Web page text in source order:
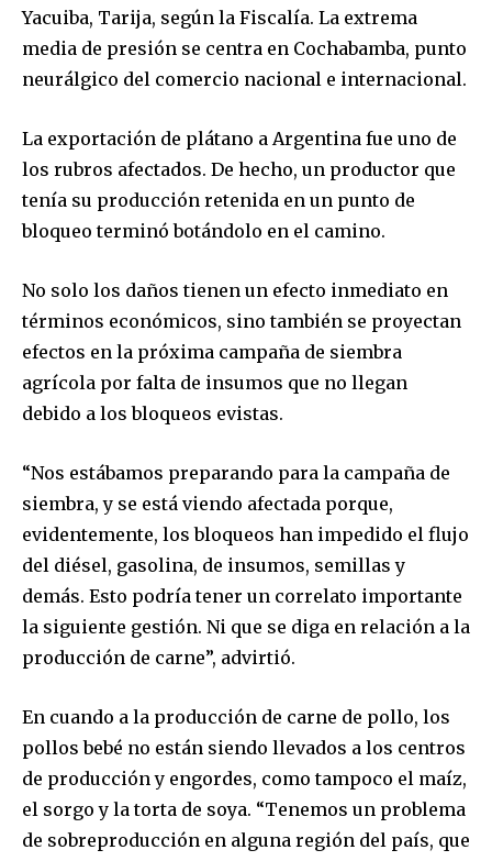
Join our community of
SUBSCRIBERS and be part of the
conversation.
To subscribe, simply enter your email address on our website
or click the subscribe button below. Don't worry, we respect
your privacy and won't spam your inbox. Your information is
safe with us.
Yacuiba, Tarija, según la Fiscalía. La extrema
media de presión se centra en Cochabamba, punto
neurálgico del comercio nacional e internacional.
La exportación de plátano a Argentina fue uno de
los rubros afectados. De hecho, un productor que
tenía su producción retenida en un punto de
bloqueo terminó botándolo en el camino.
No solo los daños tienen un efecto inmediato en
términos económicos, sino también se proyectan
efectos en la próxima campaña de siembra
agrícola por falta de insumos que no llegan
debido a los bloqueos evistas.
“Nos estábamos preparando para la campaña de
siembra, y se está viendo afectada porque,
evidentemente, los bloqueos han impedido el flujo
del diésel, gasolina, de insumos, semillas y
demás. Esto podría tener un correlato importante
la siguiente gestión. Ni que se diga en relación a la
producción de carne”, advirtió.
En cuando a la producción de carne de pollo, los
pollos bebé no están siendo llevados a los centros
de producción y engordes, como tampoco el maíz,
el sorgo y la torta de soya. “Tenemos un problema
de sobreproducción en alguna región del país, que